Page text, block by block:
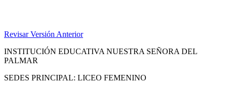
Revisar Versión Anterior
INSTITUCIÓN EDUCATIVA NUESTRA SEÑORA DEL
PALMAR
SEDES PRINCIPAL: LICEO FEMENINO